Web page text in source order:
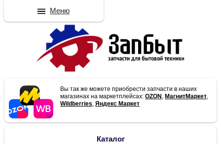
Вы так же можете приобрести запчасти в наших
магазинах на маркетплейсах:OZON , МагнитМаркет,
Wildberries,Яндекс Маркет
Каталог
Меню